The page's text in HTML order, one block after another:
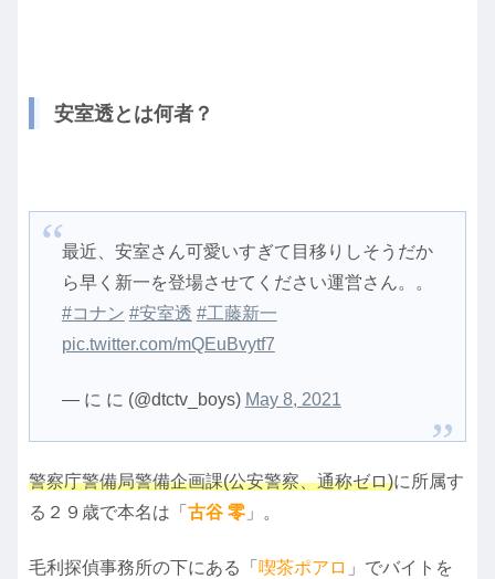
安室透とは何者？
最近、安室さん可愛いすぎて目移りしそうだか
ら早く新一を登場させてください運営さん。。
#コナン #安室透 #工藤新一
pic.twitter.com/mQEuBvytf7
— に に (@dtctv_boys) May 8, 2021
警察庁警備局警備企画課(公安警察、通称ゼロ)に所属す
る２９歳で本名は「 古谷 零 」。
毛利探偵事務所の下にある「 喫茶ポアロ 」でバイトを